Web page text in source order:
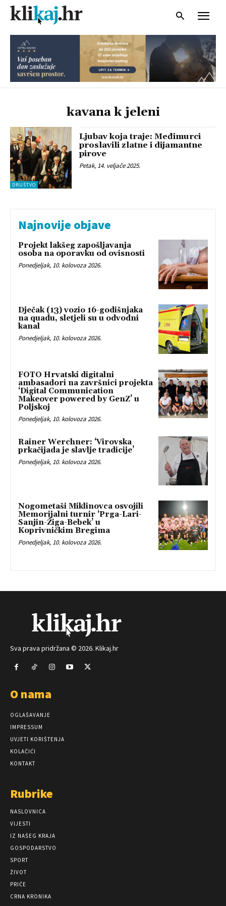
kavana k jeleni
DRUŠTVO
Ljubav koja traje: Međimurci
proslavili zlatne i dijamantne
pirove
Petak, 14. veljače 2025.
Najnovije objave
Projekt lakšeg zapošljavanja
osoba na oporavku od ovisnosti
Ponedjeljak, 10. kolovoza 2026.
Dječak (13) vozio 16-godišnjaka
na quadu, sletjeli su u odvodni
kanal
Ponedjeljak, 10. kolovoza 2026.
FOTO Hrvatski digitalni
ambasadori na završnici projekta
‘Digital Communication
Makeover powered by GenZ’ u
Poljskoj
Ponedjeljak, 10. kolovoza 2026.
Rainer Werchner: ‘Virovska
prkačijada je slavlje tradicije’
Ponedjeljak, 10. kolovoza 2026.
Nogometaši Miklinovca osvojili
Memorijalni turnir ‘Prga-Lari-
Sanjin-Žiga-Bebek’ u
Koprivničkim Bregima
Ponedjeljak, 10. kolovoza 2026.
Sva prava pridržana © 2026. Klikaj.hr
O nama
OGLAŠAVANJE
IMPRESSUM
UVJETI KORIŠTENJA
KOLAČIĆI
KONTAKT
Rubrike
NASLOVNICA
VIJESTI
IZ NAŠEG KRAJA
GOSPODARSTVO
SPORT
ŽIVOT
PRIČE
CRNA KRONIKA